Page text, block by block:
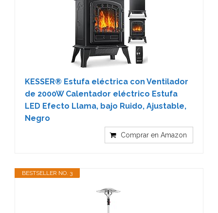
KESSER® Estufa eléctrica con Ventilador
de 2000W Calentador eléctrico Estufa
LED Efecto Llama, bajo Ruido, Ajustable,
Negro
Comprar en Amazon
BESTSELLER NO. 3